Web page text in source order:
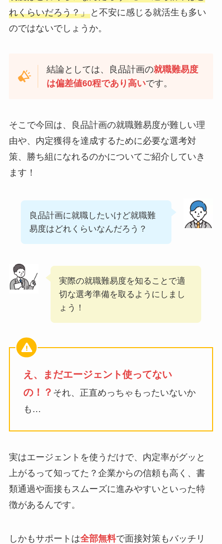
れくらいだろう？」と不安に感じる就活生も多い
のではないでしょうか。
結論としては、良品計画の就職難易度
は偏差値60程であり高いです。
そこで今回は、良品計画の就職難易度が難しい理
由や、内定獲得を達成するために必要な選考対
策、勝ち組になれるのかについてご紹介していき
ます！
良品計画に就職したいけど就職難
易度はどれくらいなんだろう？
実際の就職難易度を知ることで適
切な選考準備を取るようにしまし
ょう！
え、まだエージェント使ってない
の！？ それ、正直めっちゃもったいないか
も…
実はエージェントを使うだけで、内定率がグッと
上がるって知ってた？企業からの信頼も高く、書
類通過や面接もスムーズに進みやすいといった特
徴があるんです。
しかもサポートは全部無料で面接対策もバッチリ